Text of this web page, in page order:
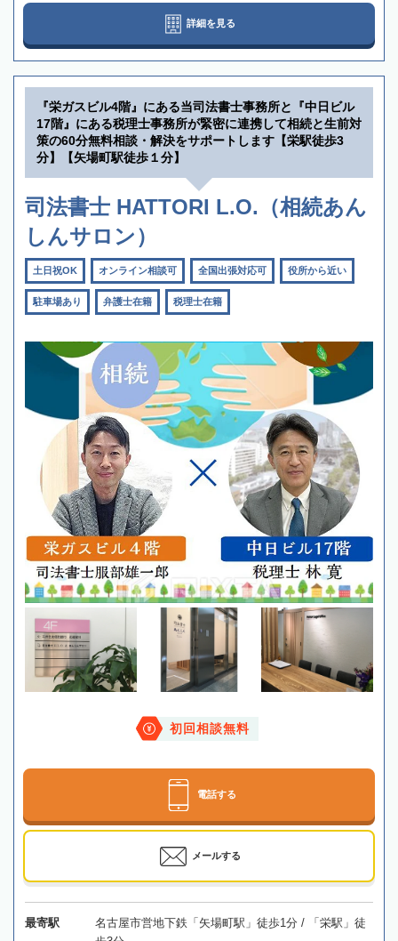
詳細を見る
『栄ガスビル4階』にある当司法書士事務所と『中日ビル
17階』にある税理士事務所が緊密に連携して相続と生前対
策の60分無料相談・解決をサポートします【栄駅徒歩3
分】【矢場町駅徒歩１分】
司法書士 HATTORI L.O.（相続あん
しんサロン）
土日祝OK オンライン相談可 全国出張対応可 役所から近い
駐車場あり 弁護士在籍 税理士在籍
初回相談無料
電話する
メールする
最寄駅
名古屋市営地下鉄「矢場町駅」徒歩1分 / 「栄駅」徒